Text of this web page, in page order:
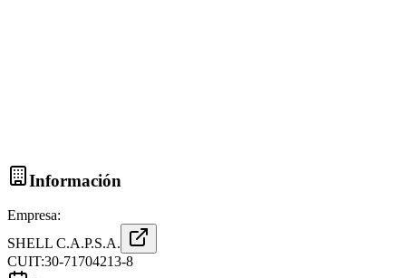
Información
Empresa:
SHELL C.A.P.S.A.
CUIT:30-71704213-8